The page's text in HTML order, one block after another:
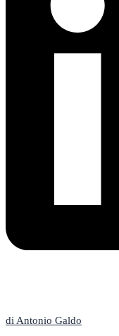
di Antonio Galdo